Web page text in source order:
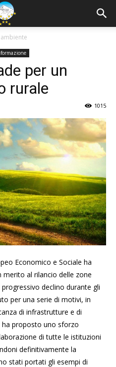
per un
rurale
1015
Economico e Sociale ha
al rilancio delle zone
declino durante gli
per una serie di motivi, in
di infrastrutture e di
ha proposto uno sforzo
di tutte le istituzioni
definitivamente la
stati portati gli esempi di